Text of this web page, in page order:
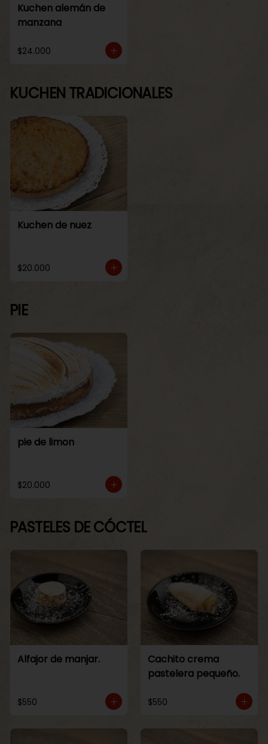
Kuchen alemán de
manzana
$24.000
KUCHEN TRADICIONALES
Kuchen de nuez
$20.000
PIE
pie de limon
$20.000
PASTELES DE CÓCTEL
Alfajor de manjar.
$550
Cachito crema
pastelera pequeño.
$550